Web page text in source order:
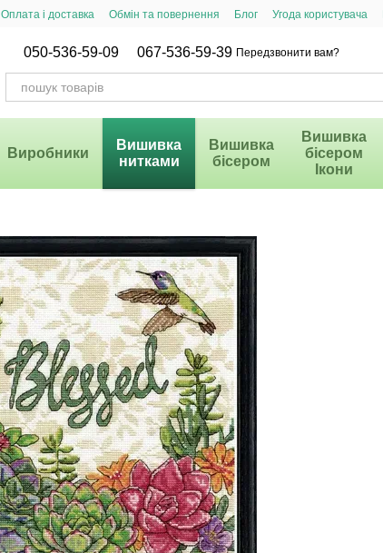
Оплата і доставка Обмін та повернення Блог Угода користувача
050-536-59-09 067-536-59-39 Передзвонити вам?
Виробники
Вишивка
нитками
Вишивка
бісером
Вишивка
бісером
Ікони